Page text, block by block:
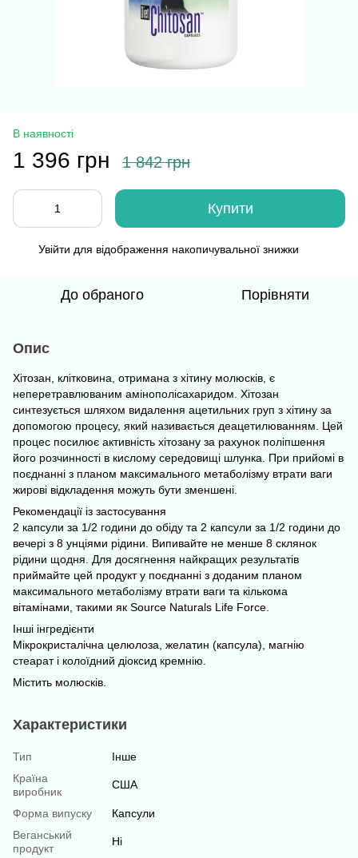
В наявності
1 396 грн 1 842 грн
Купити
Увійти для відображення накопичувальної знижки
До обраного Порівняти
Опис
Хітозан, клітковина, отримана з хітину молюсків, є
неперетравлюваним амінополісахаридом. Хітозан
синтезується шляхом видалення ацетильних груп з хітину за
допомогою процесу, який називається деацетилюванням. Цей
процес посилює активність хітозану за рахунок поліпшення
його розчинності в кислому середовищі шлунка. При прийомі в
поєднанні з планом максимального метаболізму втрати ваги
жирові відкладення можуть бути зменшені.
Рекомендації із застосування
2 капсули за 1/2 години до обіду та 2 капсули за 1/2 години до
вечері з 8 унціями рідини. Випивайте не менше 8 склянок
рідини щодня. Для досягнення найкращих результатів
приймайте цей продукт у поєднанні з доданим планом
максимального метаболізму втрати ваги та кількома
вітамінами, такими як Source Naturals Life Force.
Інші інгредієнти
Мікрокристалічна целюлоза, желатин (капсула), магнію
стеарат і колоїдний діоксид кремнію.
Містить молюсків.
Характеристики
Тип
Інше
Країна
виробник
США
Форма випуску
Капсули
Веганський
продукт
Ні